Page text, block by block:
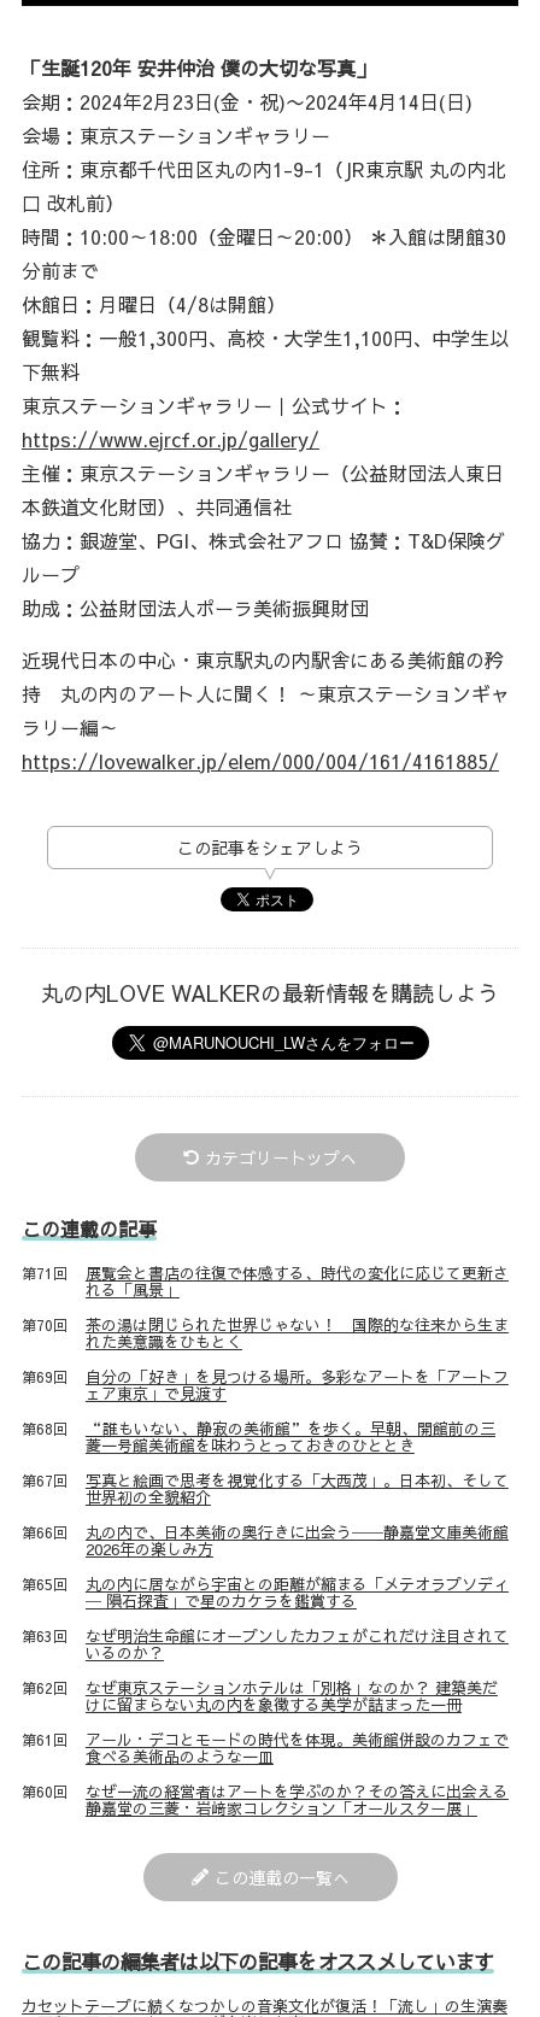
「生誕120年 安井仲治 僕の大切な写真」
会期：2024年2月23日(金・祝)〜2024年4月14日(日)
会場：東京ステーションギャラリー
住所：東京都千代田区丸の内1-9-1（JR東京駅 丸の内北
口 改札前）
時間：10:00～18:00（金曜日～20:00） ＊入館は閉館30
分前まで
休館日：月曜日（4/8は開館）
観覧料：一般1,300円、高校・大学生1,100円、中学生以
下無料
東京ステーションギャラリー｜公式サイト：
https://www.ejrcf.or.jp/gallery/
主催：東京ステーションギャラリー（公益財団法人東日
本鉄道文化財団）、共同通信社
協力：銀遊堂、PGI、株式会社アフロ 協賛：T&D保険グ
ループ
助成：公益財団法人ポーラ美術振興財団
近現代日本の中心・東京駅丸の内駅舎にある美術館の矜
持 丸の内のアート人に聞く！ ～東京ステーションギャ
ラリー編～
https://lovewalker.jp/elem/000/004/161/4161885/
この記事をシェアしよう
丸の内LOVE WALKERの最新情報を購読しよう
カテゴリートップへ
この連載の記事
第71回 展覧会と書店の往復で体感する、時代の変化に応じて更新さ
れる「風景」
第70回 茶の湯は閉じられた世界じゃない！ 国際的な往来から生ま
れた美意識をひもとく
第69回 自分の「好き」を見つける場所。多彩なアートを「アートフ
ェア東京」で見渡す
第68回 “誰もいない、静寂の美術館”を歩く。早朝、開館前の三
菱一号館美術館を味わうとっておきのひととき
第67回 写真と絵画で思考を視覚化する「大西茂」。日本初、そして
世界初の全貌紹介
第66回 丸の内で、日本美術の奥行きに出会う──静嘉堂文庫美術館
2026年の楽しみ方
第65回 丸の内に居ながら宇宙との距離が縮まる「メテオラプソディ
─ 隕石探査」で星のカケラを鑑賞する
第63回 なぜ明治生命館にオープンしたカフェがこれだけ注目されて
いるのか？
第62回 なぜ東京ステーションホテルは「別格」なのか？ 建築美だ
けに留まらない丸の内を象徴する美学が詰まった一冊
第61回 アール・デコとモードの時代を体現。美術館併設のカフェで
食べる美術品のような一皿
第60回 なぜ一流の経営者はアートを学ぶのか？その答えに出会える
静嘉堂の三菱・岩﨑家コレクション「オールスター展」
この連載の一覧へ
この記事の編集者は以下の記事をオススメしています
カセットテープに続くなつかしの音楽文化が復活！「流し」の生演奏